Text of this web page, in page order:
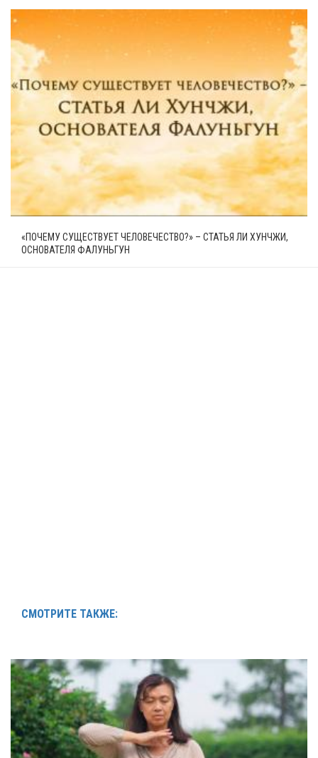
«ПОЧЕМУ СУЩЕСТВУЕТ ЧЕЛОВЕЧЕСТВО?» – СТАТЬЯ ЛИ ХУНЧЖИ,
ОСНОВАТЕЛЯ ФАЛУНЬГУН
СМОТРИТЕ ТАКЖЕ: